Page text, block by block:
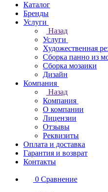
Каталог
Бренды
Услуги
Назад
Услуги
Художественная
Сборка панно из
Сборка мозаики
Дизайн
Компания
Назад
Компания
О компании
Лицензии
Отзывы
Реквизиты
Оплата и доставка
Гарантия и возврат
Контакты
0 Сравнение